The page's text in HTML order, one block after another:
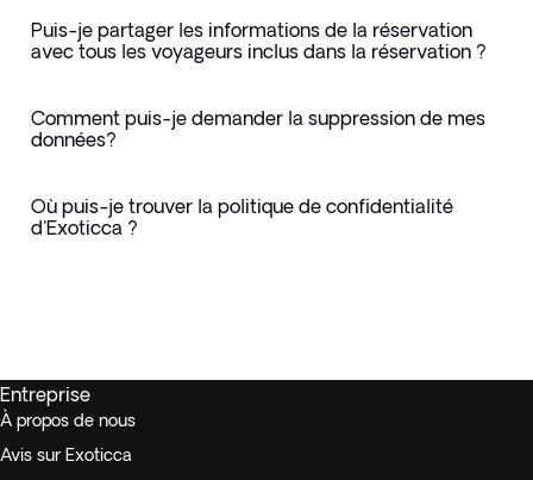
Puis-je partager les informations de la réservation
avec tous les voyageurs inclus dans la réservation ?
Comment puis-je demander la suppression de mes
données?
Où puis-je trouver la politique de confidentialité
d'Exoticca ?